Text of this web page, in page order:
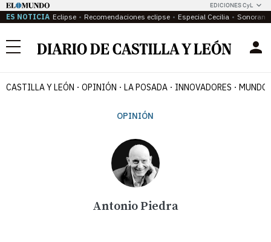
EDICIONES CyL
ES NOTICIA Eclipse Recomendaciones eclipse Especial Cecilia
Menú
CASTILLA Y LEÓN OPINIÓN LA POSADA INNOVADORES MUNDO
OPINIÓN
Antonio Piedra